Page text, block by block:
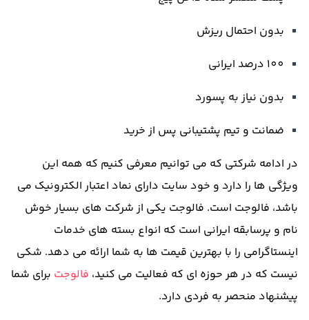
بدون احتمال ریزش
100 درصد ایرانی
بدون نیاز به پسورد
ضمانت و تیم پشتیبانی پس از خرید
در ادامه شرکتی که می توانیم معرفی کنیم که همه این
ویژگی ها را دارد و خود سایت دارای نماد اعتبار الکترونیک می
باشد، فالوجت است. فالوجت یکی از شرکت های بسیار خوش
نام و پرسابقه ایرانی است که انواع بسته های خدمات
اینستاگرامی را با بهترین قیمت ها به شما ارائه می دهد. شکی
نیست که در هر حوزه ای که فعالیت می کنید، فالوجت برای شما
پیشنهاد منحصر به فردی دارد.